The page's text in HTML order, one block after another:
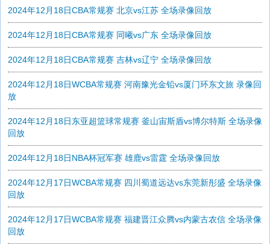
2024年12月18日CBA常规赛 北京vs江苏 全场录像回放
2024年12月18日CBA常规赛 同曦vs广东 全场录像回放
2024年12月18日CBA常规赛 吉林vs辽宁 全场录像回放
2024年12月18日WCBA常规赛 河南豫光金铅vs厦门环东文旅 录像回
放
2024年12月18日东亚超篮球常规赛 釜山宙斯盾vs博尔特斯 全场录像
回放
2024年12月18日NBA杯冠军赛 雄鹿vs雷霆 全场录像回放
2024年12月17日WCBA常规赛 四川蜀道远达vs东莞新彤盛 全场录像
回放
2024年12月17日WCBA常规赛 福建晋江众腾vs内蒙古农信 全场录像
回放